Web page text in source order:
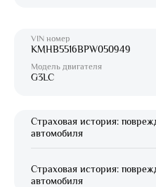
VIN номер
KMHB5516BPW050949
Модель двигателя
G3LC
Страховая история:
автомобиля
Страховая история:
автомобиля